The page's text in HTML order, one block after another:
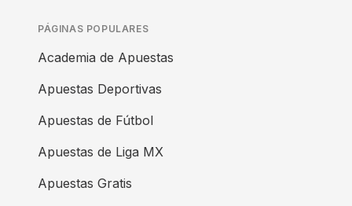
PÁGINAS POPULARES
Academia de Apuestas
Apuestas Deportivas
Apuestas de Fútbol
Apuestas de Liga MX
Apuestas Gratis